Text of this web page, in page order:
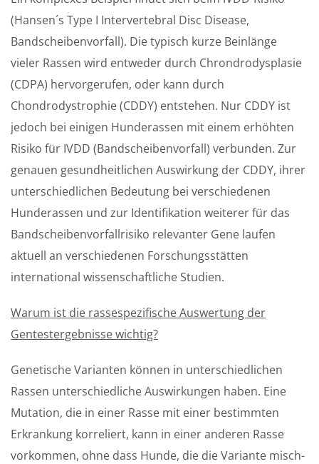
(Hansen´s Type I Intervertebral Disc Disease,
Bandscheibenvorfall). Die typisch kurze Beinlänge
vieler Rassen wird entweder durch Chrondrodysplasie
(CDPA) hervorgerufen, oder kann durch
Chondrodystrophie (CDDY) entstehen. Nur CDDY ist
jedoch bei einigen Hunderassen mit einem erhöhten
Risiko für IVDD (Bandscheibenvorfall) verbunden. Zur
genauen gesundheitlichen Auswirkung der CDDY, ihrer
unterschiedlichen Bedeutung bei verschiedenen
Hunderassen und zur Identifikation weiterer für das
Bandscheibenvorfallrisiko relevanter Gene laufen
aktuell an verschiedenen Forschungsstätten
international wissenschaftliche Studien.
Warum ist die rassespezifische Auswertung der
Gentestergebnisse wichtig?
Genetische Varianten können in unterschiedlichen
Rassen unterschiedliche Auswirkungen haben. Eine
Mutation, die in einer Rasse mit einer bestimmten
Erkrankung korreliert, kann in einer anderen Rasse
vorkommen, ohne dass Hunde, die die Variante misch-